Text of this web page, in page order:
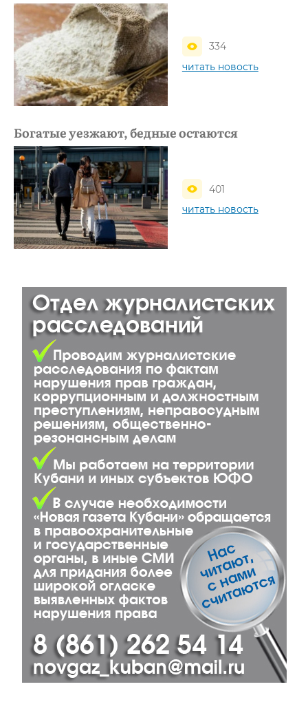
334
читать новость
Богатые уезжают, бедные остаются
401
читать новость